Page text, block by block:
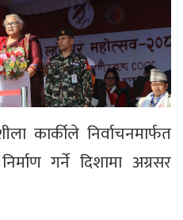
कार्कीले निर्वाचनमार्फत
गर्ने दिशामा अग्रसर